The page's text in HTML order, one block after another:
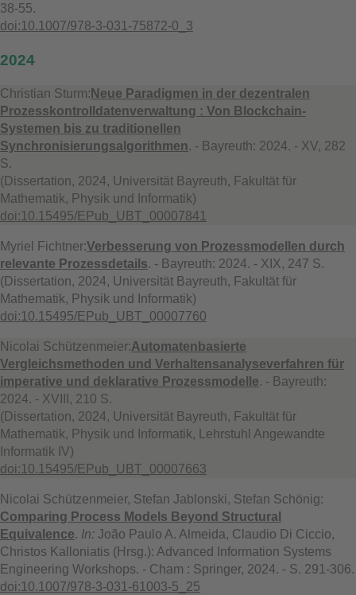
38-55.
doi:10.1007/978-3-031-75872-0_3
2024
Christian Sturm: Neue Paradigmen in der dezentralen
Prozesskontrolldatenverwaltung : Von Blockchain-
Systemen bis zu traditionellen
Synchronisierungsalgorithmen. - Bayreuth: 2024. - XV, 282
S.
(Dissertation, 2024, Universität Bayreuth, Fakultät für
Mathematik, Physik und Informatik)
doi:10.15495/EPub_UBT_00007841
Myriel Fichtner:Verbesserung von Prozessmodellen durch
relevante Prozessdetails. - Bayreuth: 2024. - XIX, 247 S.
(Dissertation, 2024, Universität Bayreuth, Fakultät für
Mathematik, Physik und Informatik)
doi:10.15495/EPub_UBT_00007760
Nicolai Schützenmeier:Automatenbasierte
Vergleichsmethoden und Verhaltensanalyseverfahren für
imperative und deklarative Prozessmodelle. - Bayreuth:
2024. - XVIII, 210 S.
(Dissertation, 2024, Universität Bayreuth, Fakultät für
Mathematik, Physik und Informatik, Lehrstuhl Angewandte
Informatik IV)
doi:10.15495/EPub_UBT_00007663
Nicolai Schützenmeier, Stefan Jablonski, Stefan Schönig:
Comparing Process Models Beyond Structural
Equivalence. In: João Paulo A. Almeida, Claudio Di Ciccio,
Christos Kalloniatis (Hrsg.): Advanced Information Systems
Engineering Workshops. - Cham : Springer, 2024. - S. 291-306.
doi:10.1007/978-3-031-61003-5_25